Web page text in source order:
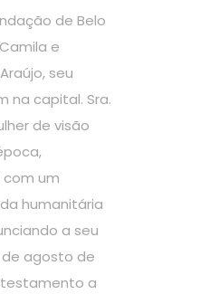
de Belo
e
seu
na capital. Sra.
de visão
um
humanitária
a seu
agosto de
testamento a